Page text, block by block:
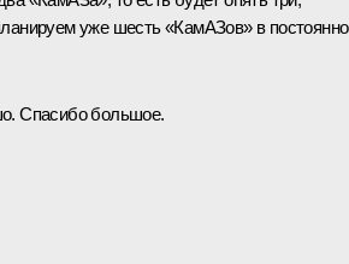
уже шесть «КамАЗов» в
Спасибо большое.